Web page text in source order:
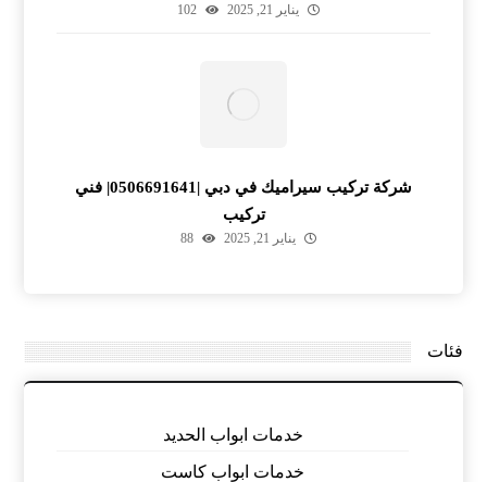
يناير 21, 2025 102
شركة تركيب سيراميك في دبي |0506691641| فني
تركيب
يناير 21, 2025 88
فئات
خدمات ابواب الحديد
خدمات ابواب كاست